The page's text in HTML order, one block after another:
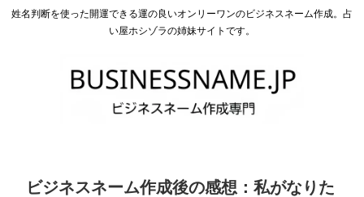
姓名判断を使った開運できる運の良いオンリーワンのビジネスネーム作成。占
い屋ホシゾラの姉妹サイトです。
ビジネスネーム作成後の感想：私がなりた